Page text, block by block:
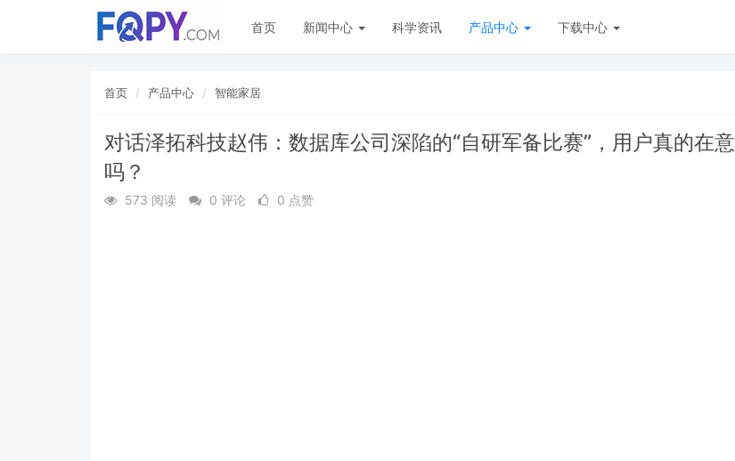
首页 新闻中心 科学资讯 产品中心 下载中心
首页 产品中心 智能家居
对话泽拓科技赵伟：数据库公司深陷的“自研军备比赛”，用户真的在意
吗？
573 阅读 0 评论 0 点赞